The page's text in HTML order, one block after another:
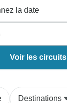
la date
Voir les circuits
Destinations